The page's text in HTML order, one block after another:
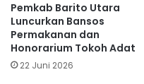
Pemkab Barito Utara
Luncurkan Bansos
Permakanan dan
Honorarium Tokoh Adat
22 Juni 2026